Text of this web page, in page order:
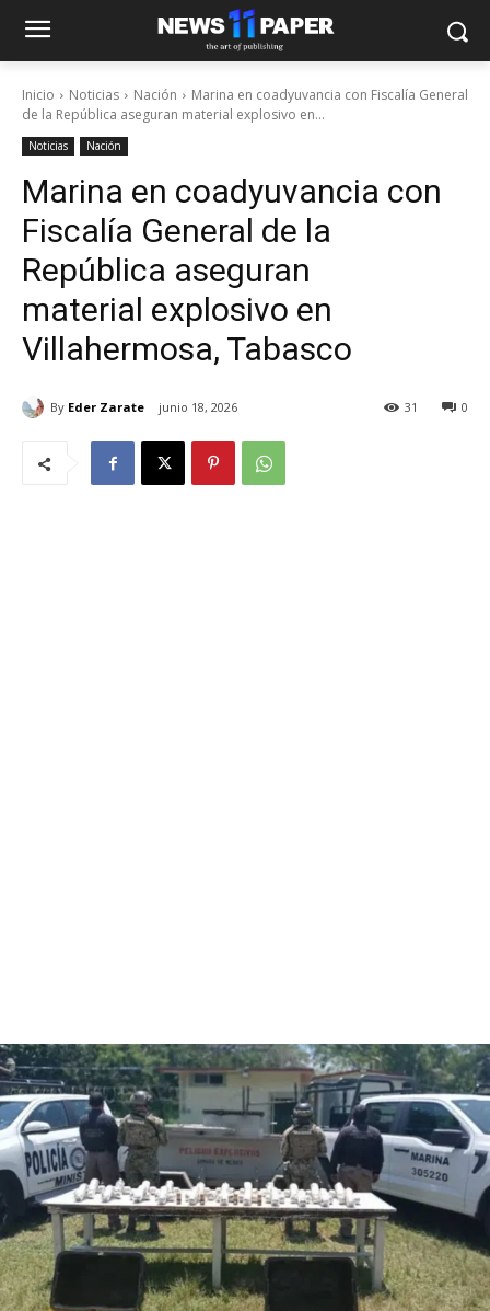
Inicio Noticias Nación
Marina en coadyuvancia con Fiscalía General
de la República aseguran material explosivo en...
Noticias Nación
Marina en coadyuvancia con
Fiscalía General de la
República aseguran
material explosivo en
Villahermosa, Tabasco
By Eder Zarate junio 18, 2026 0
31